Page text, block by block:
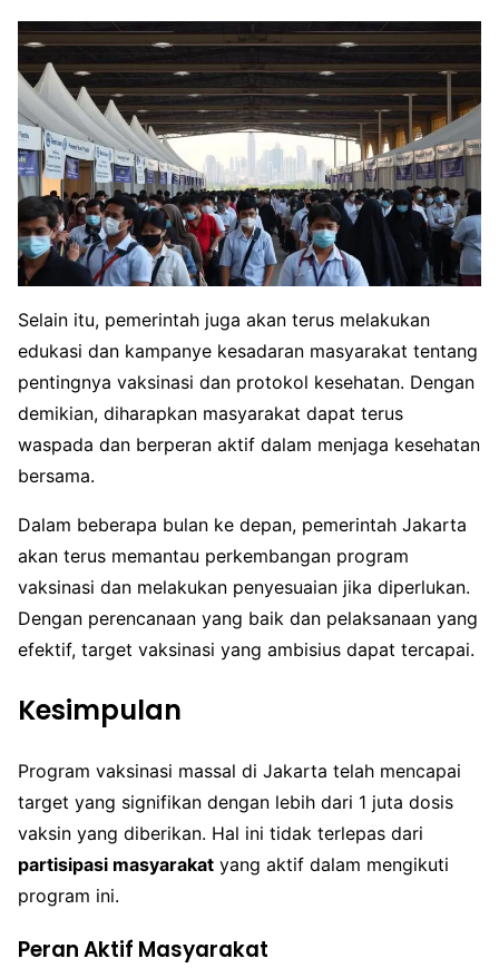
Selain itu, pemerintah juga akan terus melakukan
edukasi dan kampanye kesadaran masyarakat tentang
pentingnya vaksinasi dan protokol kesehatan. Dengan
demikian, diharapkan masyarakat dapat terus
waspada dan berperan aktif dalam menjaga kesehatan
bersama.
Dalam beberapa bulan ke depan, pemerintah Jakarta
akan terus memantau perkembangan program
vaksinasi dan melakukan penyesuaian jika diperlukan.
Dengan perencanaan yang baik dan pelaksanaan yang
efektif, target vaksinasi yang ambisius dapat tercapai.
Kesimpulan
Program vaksinasi massal di Jakarta telah mencapai
target yang signifikan dengan lebih dari 1 juta dosis
vaksin yang diberikan. Hal ini tidak terlepas dari
partisipasi masyarakat yang aktif dalam mengikuti
program ini.
Peran Aktif Masyarakat